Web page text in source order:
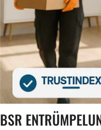
BSR